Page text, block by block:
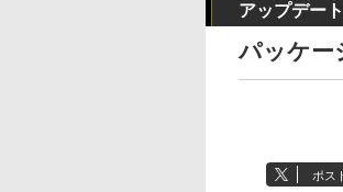
アップデー
パッケー
ポス